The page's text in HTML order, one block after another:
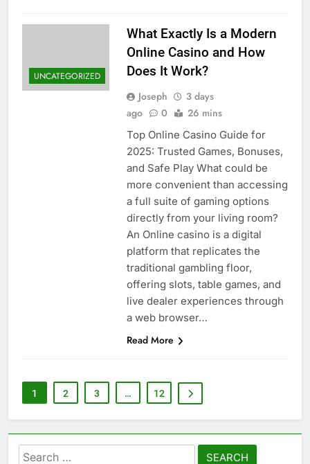
UNCATEGORIZED
What Exactly Is a Modern
Online Casino and How
Does It Work?
Joseph
3 days
ago
0 26 mins
Top Online Casino Guide for
2025: Trusted Games, Bonuses,
and Safe Play What could be
more convenient than accessing
a full suite of gaming options
directly from your living room?
An Online casino is a digital
platform that replicates the
traditional gambling floor,
offering slots, table games, and
live dealer experiences through
a web browser…
Read More
1 2 3 … 12
Search